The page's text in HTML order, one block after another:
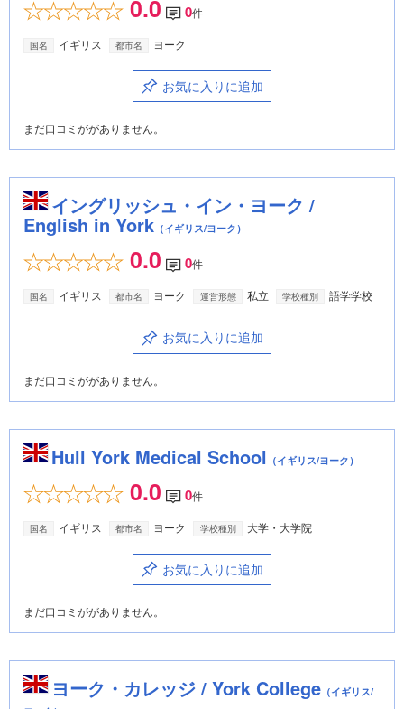
0.0 0件
国名 イギリス 都市名 ヨーク
お気に入りに追加
まだ口コミががありません。
イングリッシュ・イン・ヨーク /
English in York （イギリス/ヨーク）
0.0 0件
国名 イギリス 都市名 ヨーク 運営形態 私立 学校種別 語学学校
お気に入りに追加
まだ口コミががありません。
Hull York Medical School （イギリス/ヨーク）
0.0 0件
国名 イギリス 都市名 ヨーク 学校種別 大学・大学院
お気に入りに追加
まだ口コミががありません。
ヨーク・カレッジ / York College（イギリス/